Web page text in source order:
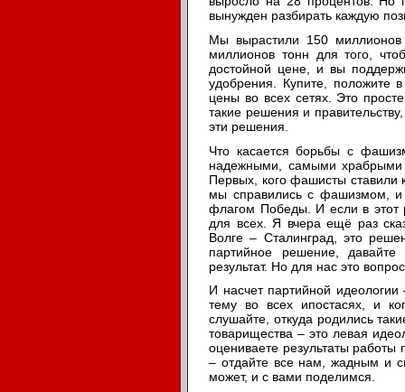
вынужден разбирать каждую
Мы вырастили 150 миллионов
миллионов тонн для того,
достойной цене, и вы
удобрения. Купите, положите
цены во всех сетях. Это
такие решения и
эти решения.
Что касается борьбы с
надежными, самыми
Первых, кого фашисты ставили
мы справились с фашизмом, и
флагом Победы. И если в этот
для всех. Я вчера ещё раз
Волге – Сталинград, это
партийное решение,
результат. Но для нас это
И насчет партийной
тему во всех ипостасях, и
слушайте, откуда родились
товарищества – это левая
оцениваете результаты работы
– отдайте все нам, жадным и
может, и с вами поделимся.